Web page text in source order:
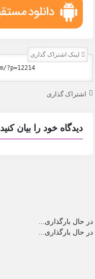
لینک اشتراک گذاری
اشتراک گذاری
دیدگاه خود را بیان کنید
در حال بارگذاری...
در حال بارگذاری...